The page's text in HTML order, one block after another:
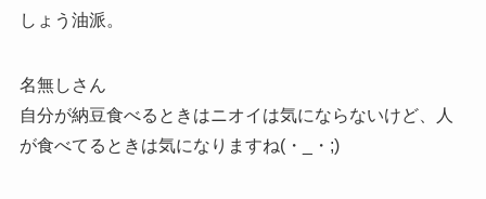
しょう油派。
名無しさん
自分が納豆食べるときはニオイは気にならないけど、人
が食べてるときは気になりますね(・_・;)